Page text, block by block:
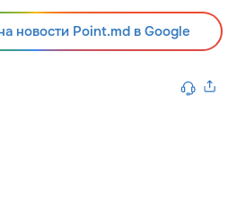
новости Point.md в Google